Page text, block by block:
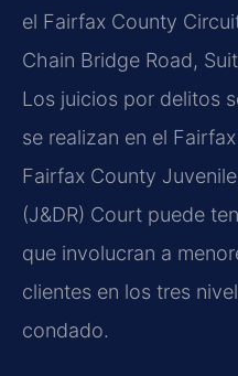
el Fairfax County
Chain Bridge Road,
Los juicios por delitos
se realizan en el
Fairfax County
(J&DR) Court puede
que involucran a
clientes en los tres
condado.